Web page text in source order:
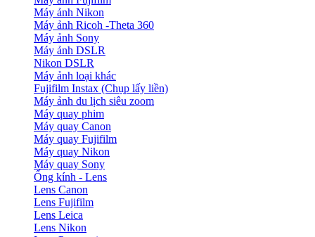
Máy ảnh Nikon
Máy ảnh Ricoh -Theta 360
Máy ảnh Sony
Máy ảnh DSLR
Nikon DSLR
Máy ảnh loại khác
Fujifilm Instax (Chụp lấy liền)
Máy ảnh du lịch siêu zoom
Máy quay phim
Máy quay Canon
Máy quay Fujifilm
Máy quay Nikon
Máy quay Sony
Ống kính - Lens
Lens Canon
Lens Fujifilm
Lens Leica
Lens Nikon